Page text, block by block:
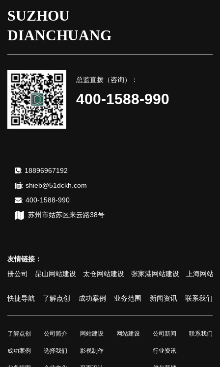
SUZHOU
DIANCHUANG
总监直拨（咨询）：
400-1588-990
: 18896967192
: shieb@51dckh.com
: 400-1588-990
: 苏州市姑苏区来云路38号
友情链接：
司
昆山网站建设 太仓网站建设 张家港网站建设 上海网站建设
快捷导航 了解点创 成功案例 业务范围 新闻资讯 联系我们
了解点创
成功案例
公司简介
选择我们
网站建设
影视制作
网站建设 公司新闻
行业资讯
联系我们